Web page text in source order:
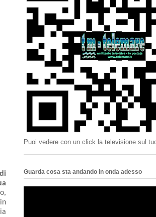
Puoi vedere con un click la televisione sul
Guarda cosa sta andando in onda adesso